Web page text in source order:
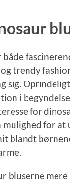
trendy
sig.
i
for
for
blandt
bluserne